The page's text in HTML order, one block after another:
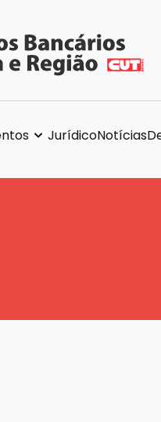
JurídicoNotícias